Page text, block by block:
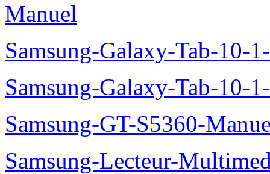
Manuel
Samsung-Galaxy-Tab-10-
Samsung-Galaxy-Tab-10-
Samsung-GT-S5360-
Samsung-Lecteur-